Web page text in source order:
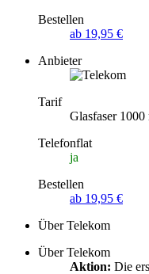
Bestellen
ab 19,95 €
Anbieter
Tarif
Glasfaser
Telefonflat
ja
Bestellen
ab 19,95 €
Über Telekom
Über Telekom
Aktion: Die